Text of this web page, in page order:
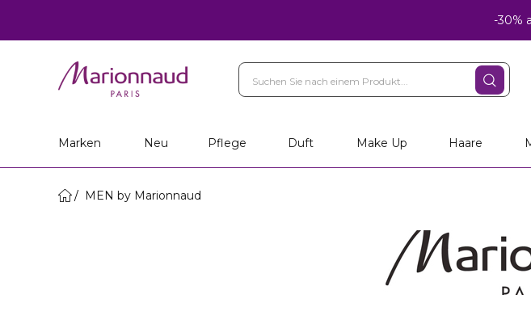
-30%
Marken Neu Pflege Duft Make Up Haare
MEN by Marionnaud